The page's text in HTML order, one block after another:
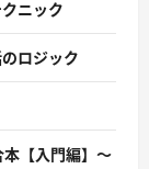
ニック
ロジック
本【入門編】〜